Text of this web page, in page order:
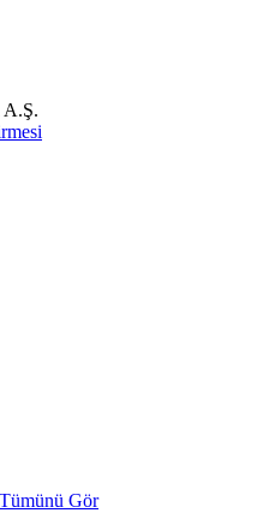
A.Ş.
Tümünü Gör